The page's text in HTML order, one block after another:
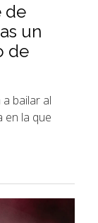
de
un
de
bailar al
en la que